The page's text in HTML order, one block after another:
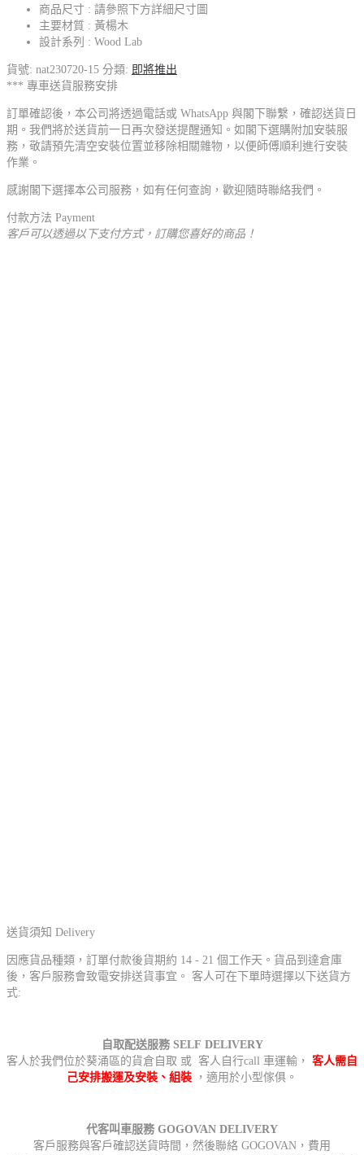
商品尺寸 : 請參照下方詳細尺寸圖
主要材質 : 黃楊木
設計系列 : Wood Lab
貨號: nat230720-15 分類: 即將推出
*** 專車送貨服務安排
訂單確認後，本公司將透過電話或 WhatsApp 與閣下聯繫，確認送貨日
期。我們將於送貨前一日再次發送提醒通知。如閣下選購附加安裝服
務，敬請預先清空安裝位置並移除相關雜物，以便師傅順利進行安裝
作業。
感謝閣下選擇本公司服務，如有任何查詢，歡迎隨時聯絡我們。
付款方法 Payment
客戶可以透過以下支付方式，訂購您喜好的商品！
送貨須知 Delivery
因應貨品種類，訂單付款後貨期約 14 - 21 個工作天。貨品到達倉庫
後，客戶服務會致電安排送貨事宜。 客人可在下單時選擇以下送貨方
式:
自取配送服務 SELF DELIVERY
客人於我們位於葵涌區的貨倉自取 或 客人自行call 車運輸， 客人需自
己安排搬運及安裝、組裝 ，適用於小型傢俱。
代客叫車服務 GOGOVAN DELIVERY
客戶服務與客戶確認送貨時間，然後聯絡 GOGOVAN，費用